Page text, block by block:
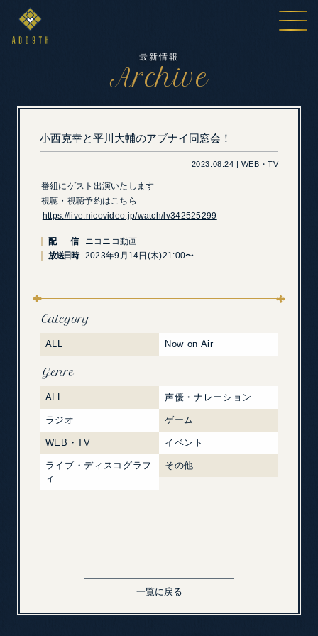
最新情報
Archive
小西克幸と平川大輔のアブナイ同窓会！
2023.08.24 | WEB・TV
番組にゲスト出演いたします
視聴・視聴予約はこちら
https://live.nicovideo.jp/watch/lv342525299
配 信
ニコニコ動画
放送日時
2023年9月14日(木)21:00〜
Category
ALL Now on Air
Genre
ALL 声優・ナレーション
ラジオ ゲーム
WEB・TV イベント
ライブ・ディスコグラフ
ィ
その他
一覧に戻る